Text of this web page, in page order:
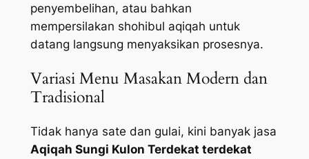
penyembelihan, atau bahkan
mempersilakan shohibul aqiqah untuk
datang langsung menyaksikan prosesnya.
Variasi Menu Masakan Modern dan
Tradisional
Tidak hanya sate dan gulai, kini banyak jasa
Aqiqah Sungi Kulon Terdekat terdekat